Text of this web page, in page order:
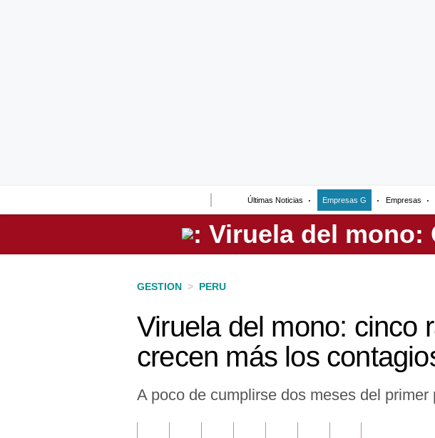
Últimas Noticias Empresas G Empresas
Perú
GESTION > PERU
Viruela del mono: cinco
crecen más los
A poco de cumplirse dos meses del